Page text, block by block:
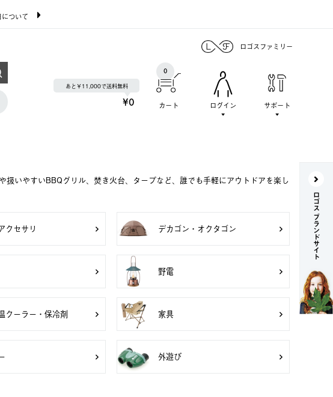
ついて
ロゴスファミリー
あと￥11,000で送料無料
¥0 カート
0
ログイン サポート
いやすいBBQグリル、焚き火台、タープなど、誰でも手軽にアウトドアを楽し
クセサリ デカゴン・オクタゴン
野電
クーラー・保冷剤 家具
外遊び
ロゴス ブランドサイト